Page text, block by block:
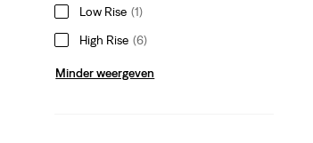
Low Rise (1)
High Rise (6)
Minder weergeven